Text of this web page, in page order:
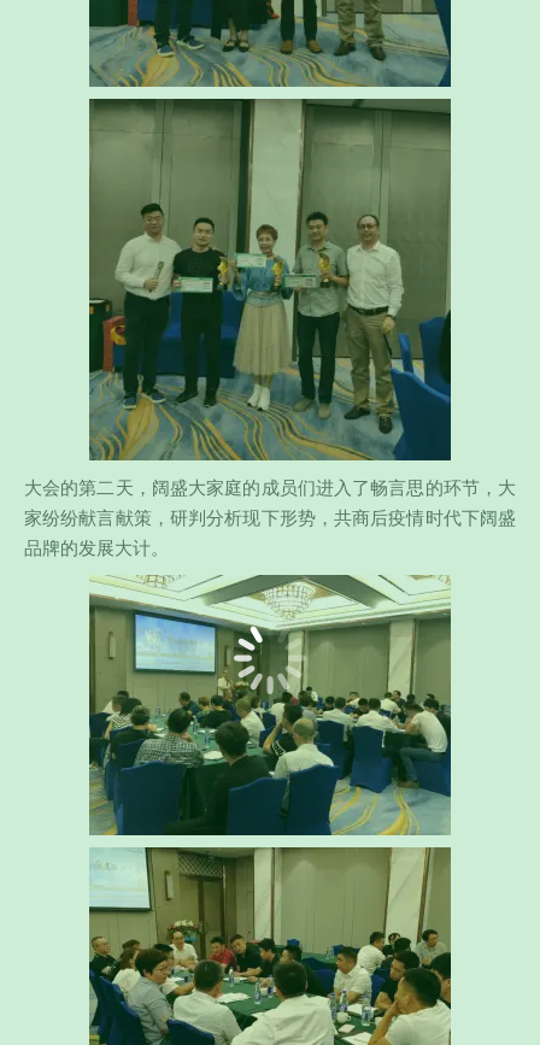
大会的第二天，阔盛大家庭的成员们进入了畅言思的环节，大
家纷纷献言献策，研判分析现下形势，共商后疫情时代下阔盛
品牌的发展大计。